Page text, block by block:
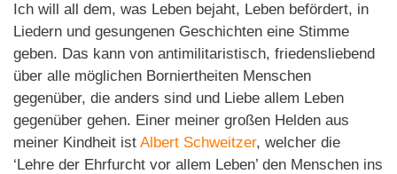
Ich will all dem, was Leben bejaht, Leben befördert, in
Liedern und gesungenen Geschichten eine Stimme
geben. Das kann von antimilitaristisch, friedensliebend
über alle möglichen Borniertheiten Menschen
gegenüber, die anders sind und Liebe allem Leben
gegenüber gehen. Einer meiner großen Helden aus
meiner Kindheit ist Albert Schweitzer, welcher die
‘Lehre der Ehrfurcht vor allem Leben’ den Menschen ins